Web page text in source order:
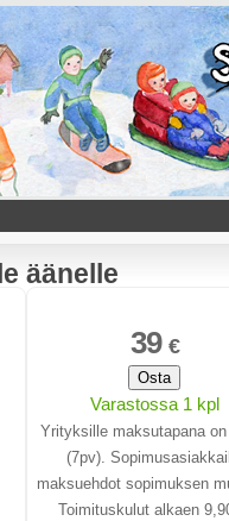
äänelle
39 €
Osta
Varastossa 1 kpl
Yrityksille maksutapana
(7pv).
maksuehdot sopimuksen
Toimituskulut alkaen